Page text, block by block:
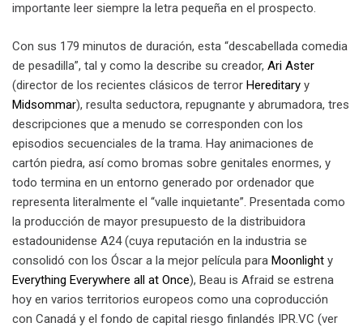
importante leer siempre la letra pequeña en el prospecto.
Con sus 179 minutos de duración, esta “descabellada comedia
de pesadilla”, tal y como la describe su creador, Ari Aster
(director de los recientes clásicos de terror Hereditary y
Midsommar), resulta seductora, repugnante y abrumadora, tres
descripciones que a menudo se corresponden con los
episodios secuenciales de la trama. Hay animaciones de
cartón piedra, así como bromas sobre genitales enormes, y
todo termina en un entorno generado por ordenador que
representa literalmente el “valle inquietante”. Presentada como
la producción de mayor presupuesto de la distribuidora
estadounidense A24 (cuya reputación en la industria se
consolidó con los Óscar a la mejor película para Moonlight y
Everything Everywhere all at Once), Beau is Afraid se estrena
hoy en varios territorios europeos como una coproducción
con Canadá y el fondo de capital riesgo finlandés IPR.VC (ver